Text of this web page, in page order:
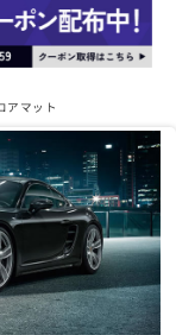
アマット